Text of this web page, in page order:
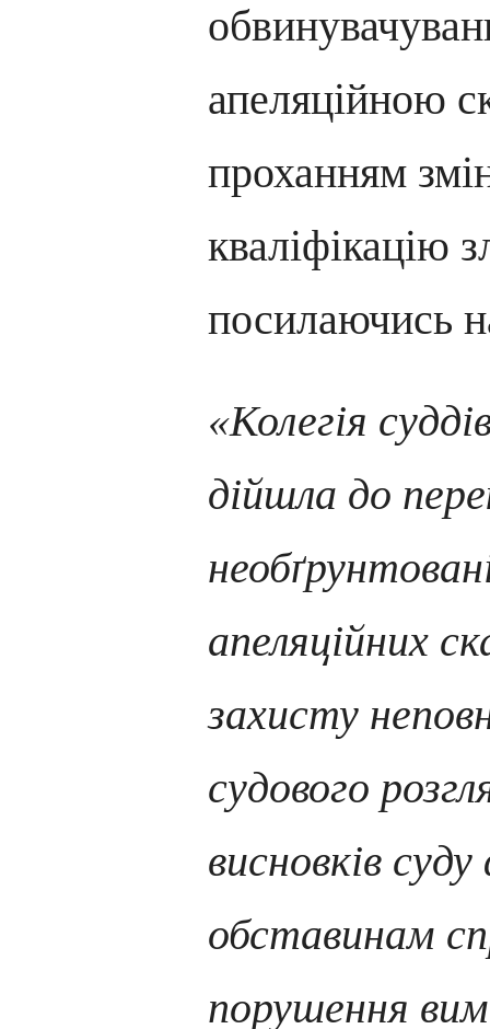
апеляційною
проханням
кваліфікацію
посилаючись
«Колегія
дійшла до
апеляційних
захисту
судового
висновків
обставинам
порушення